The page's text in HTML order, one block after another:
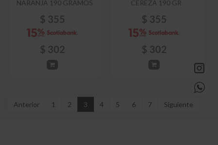
NARANJA 190 GRAMOS
$ 355
$ 302
CEREZA 190 GR
$ 355
$ 302
Anterior 1 2 3 4 5 6 7 Siguiente